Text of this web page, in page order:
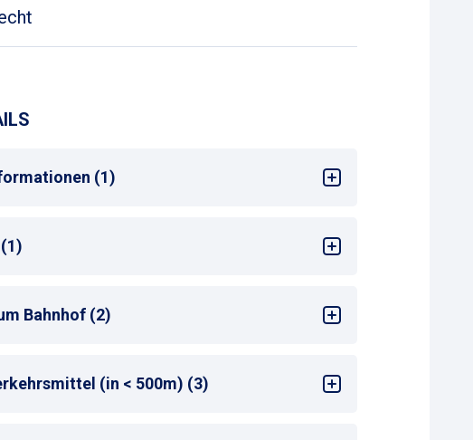
(1)
: max. 2 Wochen oder Monatsparkschein
Bahnhof (2)
nächsten Bahnhofseingang : <50 m
(in < 500m) (3)